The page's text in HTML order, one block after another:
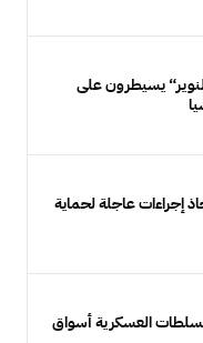
يسيطرون على
إجراءات عاجلة لحماية
العسكرية أسواق